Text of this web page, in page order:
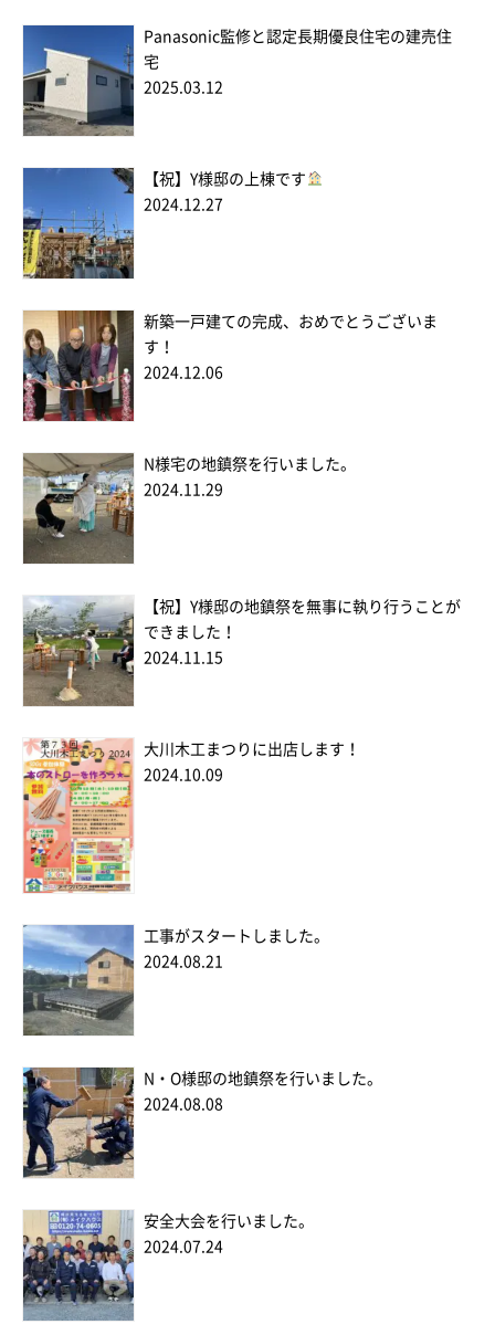
Panasonic監修と認定長期優良住宅の建売住
宅
2025.03.12
【祝】Y様邸の上棟です
2024.12.27
新築一戸建ての完成、おめでとうございま
す！
2024.12.06
N様宅の地鎮祭を行いました。
2024.11.29
【祝】Y様邸の地鎮祭を無事に執り行うことが
できました！
2024.11.15
大川木工まつりに出店します！
2024.10.09
工事がスタートしました。
2024.08.21
N・O様邸の地鎮祭を行いました。
2024.08.08
安全大会を行いました。
2024.07.24